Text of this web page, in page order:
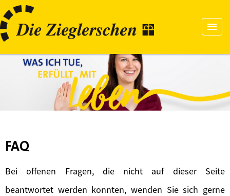
FAQ
Bei offenen Fragen, die nicht auf dieser Seite
beantwortet werden konnten, wenden Sie sich gerne